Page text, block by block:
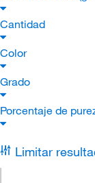
Cantidad
Color
Grado
Porcentaje de
Limitar